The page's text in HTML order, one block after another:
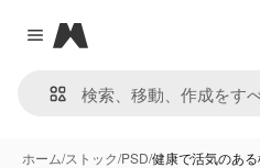
Close menu
Magnific
ホーム/ストック/PSD/健康で活気のあ